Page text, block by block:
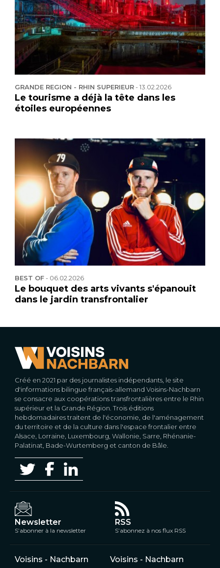
GRANDE REGION - RHIN SUPERIEUR-13.02.2026
Le tourisme a déjà la tête dans les
étoiles européennes
BEST OF- 06.02.2026
Le bouquet des arts vivants s'épanouit
dans le jardin transfrontalier
Créé en 2021 par des journalistes indépendants, le site
d'informations bilingue français-allemand Voisins-Nachbarn
se consacre aux coopérations transfrontalières entre le Rhin
supérieur et la Grande Région. Trois éditions
hebdomadaires traitent de l'économie, de l'aménagement
du territoire et de la culture dans l'espace frontalier entre
Alsace, Lorraine, Luxembourg, Wallonie, Sarre, Rhénanie-
Palatinat, Bade-Wurtemberg et canton de Bâle.
Newsletter
S’abonner à la newsletter
RSS
S’abonnez à nos flux RSS
Voisins - Nachbarn Voisins - Nachbarn